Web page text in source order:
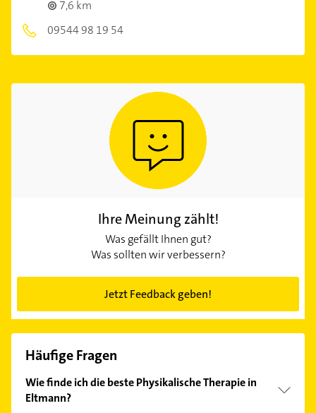
7,6 km
09544 98 19 54
Ihre Meinung zählt!
Was gefällt Ihnen gut?
Was sollten wir verbessern?
Jetzt Feedback geben!
Häufige Fragen
Wie finde ich die beste Physikalische Therapie in
Eltmann?